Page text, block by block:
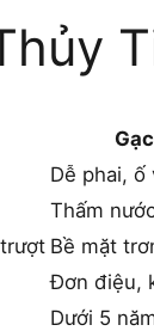
Dễ phai, ố
Thấm
Bề mặt
Đơn điệu,
Dưới 5